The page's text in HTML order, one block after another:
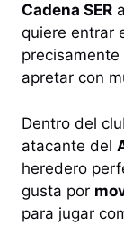
Cadena SER
quiere entrar
precisamente
apretar con
Dentro del
atacante del
heredero
gusta por
para jugar